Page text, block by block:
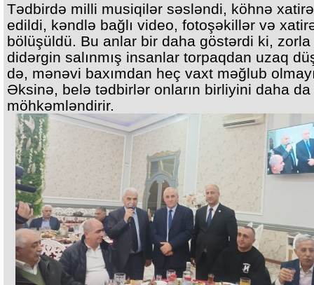
Tədbirdə milli musiqilər səsləndi, köhnə
edildi, kəndlə bağlı video, fotoşəkillər və
bölüşüldü. Bu anlar bir daha göstərdi ki, zorla
didərgin salınmış insanlar torpaqdan uzaq
də, mənəvi baxımdan heç vaxt məğlub
Əksinə, belə tədbirlər onların birliyini daha da
möhkəmləndirir.